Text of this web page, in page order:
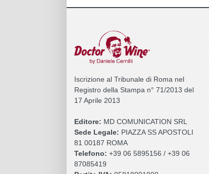
Iscrizione al Tribunale di Roma nel
Registro della Stampa n° 71/2013 del
17 Aprile 2013
Editore: MD COMUNICATION SRL
Sede Legale: PIAZZA SS APOSTOLI
81 00187 ROMA
Telefono: +39 06 5895156 / +39 06
87085419